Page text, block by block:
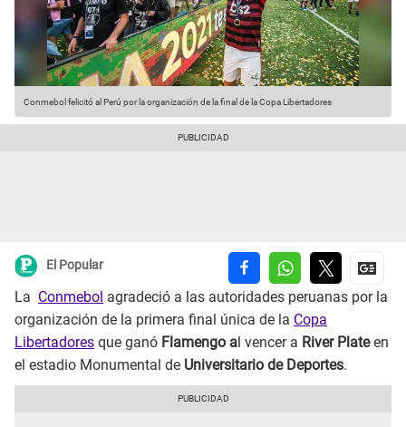
Conmebol felicitó al Perú por la organización de la final de la Copa Libertadores
El Popular
La Conmebol agradeció a las autoridades peruanas por la
organización de la primera final única de la Copa
Libertadores que ganó Flamengo a l vencer a River Plateen
el estadio Monumental de Universitario de Deportes.